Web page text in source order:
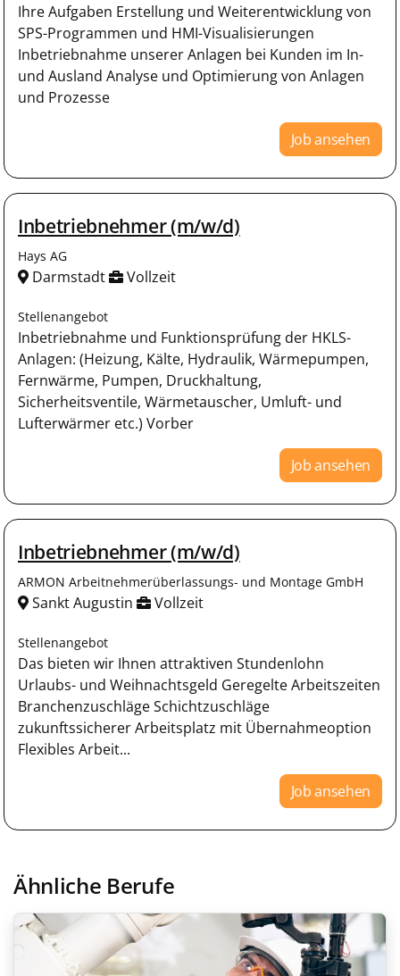
Ihre Aufgaben Erstellung und Weiterentwicklung von
SPS-Programmen und HMI-Visualisierungen
Inbetriebnahme unserer Anlagen bei Kunden im In-
und Ausland Analyse und Optimierung von Anlagen
und Prozesse
Job ansehen
Inbetriebnehmer (m/w/d)
Hays AG
Darmstadt Vollzeit
Stellenangebot
Inbetriebnahme und Funktionsprüfung der HKLS-
Anlagen: (Heizung, Kälte, Hydraulik, Wärmepumpen,
Fernwärme, Pumpen, Druckhaltung,
Sicherheitsventile, Wärmetauscher, Umluft- und
Lufterwärmer etc.) Vorber
Job ansehen
Inbetriebnehmer (m/w/d)
ARMON Arbeitnehmerüberlassungs- und Montage GmbH
Sankt Augustin Vollzeit
Stellenangebot
Das bieten wir Ihnen attraktiven Stundenlohn
Urlaubs- und Weihnachtsgeld Geregelte Arbeitszeiten
Branchenzuschläge Schichtzuschläge
zukunftssicherer Arbeitsplatz mit Übernahmeoption
Flexibles Arbeit...
Job ansehen
Ähnliche Berufe